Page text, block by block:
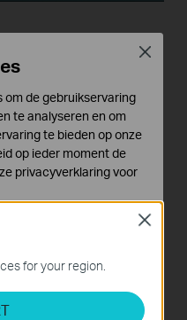
What should I do if I
cannot access the
DSL modem and a
TP-Link router
for your region.
Close
om de gebruikservaring
te analyseren en om
te bieden op onze
op ieder moment de
privacyverklaringvoor
de werking van de
uitgeschakeld.
de mogelijkheid uw
Close